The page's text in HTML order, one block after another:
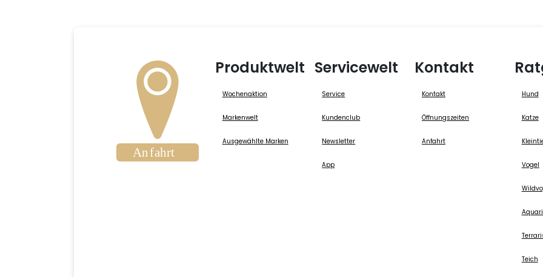
Produktwelt
Wochenaktion
Markenwelt
Ausgewählte Marken
Servicewelt
Service
Kundenclub
Newsletter
App
Kontakt
Kontakt
Öffnungszeiten
Anfahrt
Hund
Katze
Vogel
Teich